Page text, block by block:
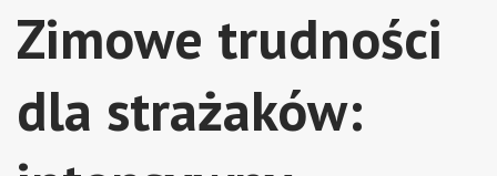
Zimowe trudności
dla strażaków: